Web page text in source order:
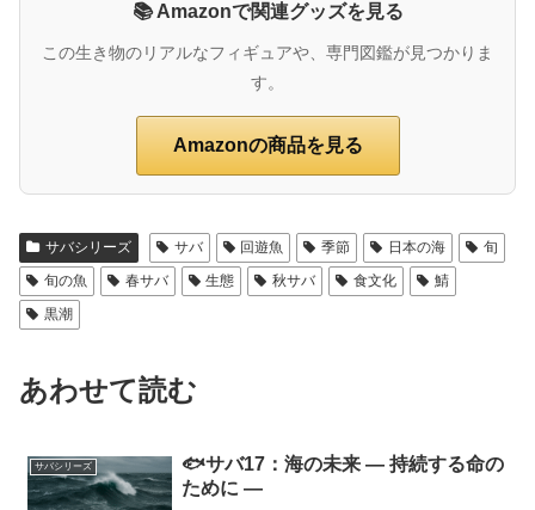
📚 Amazonで関連グッズを見る
この生き物のリアルなフィギュアや、専門図鑑が見つかりま
す。
Amazonの商品を見る
サバシリーズ サバ 回遊魚 季節 日本の海
旬
旬の魚
春サバ 生態 秋サバ 食文化
鯖
黒潮
あわせて読む
サバシリーズ
🐟サバ17：海の未来 ― 持続する命の
ために ―